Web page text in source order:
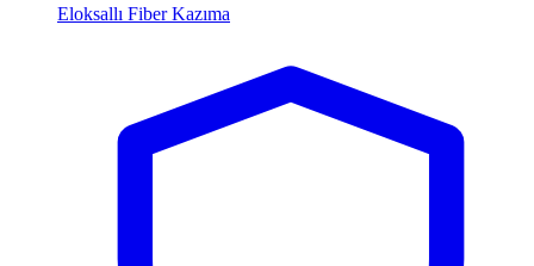
Eloksallı Fiber Kazıma